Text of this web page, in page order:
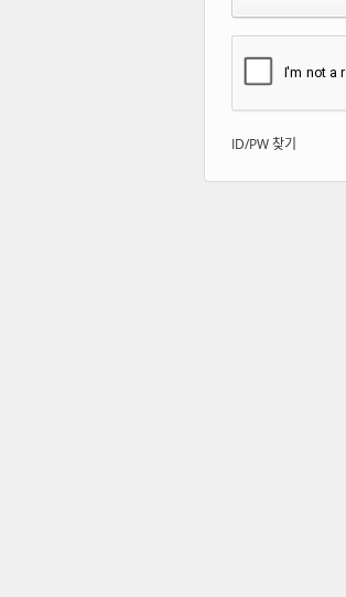
ID/PW 찾기